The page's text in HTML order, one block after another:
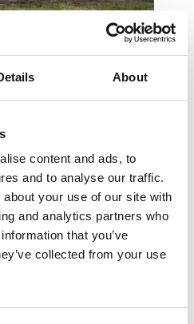
About
content and ads, to
and to analyse our traffic.
your use of our site with
and analytics partners who
that you’ve
collected from your use
ソリューシ